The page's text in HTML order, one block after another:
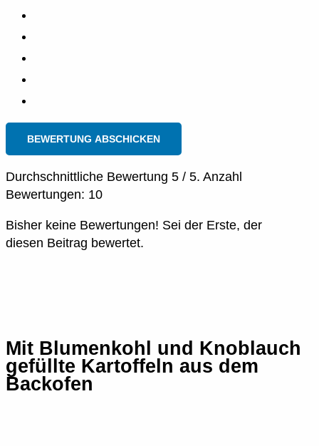
BEWERTUNG ABSCHICKEN
Durchschnittliche Bewertung 5 / 5. Anzahl
Bewertungen: 10
Bisher keine Bewertungen! Sei der Erste, der
diesen Beitrag bewertet.
Mit Blumenkohl und Knoblauch
gefüllte Kartoffeln aus dem
Backofen